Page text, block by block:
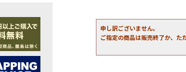
申し訳ございません。
ご指定の商品は販売終了か、た